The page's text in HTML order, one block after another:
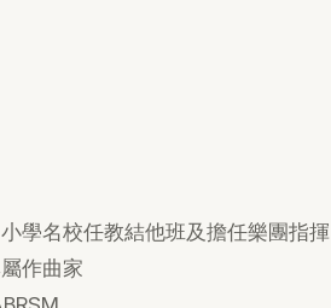
學名校任教結他班及擔任樂團指揮
作曲家